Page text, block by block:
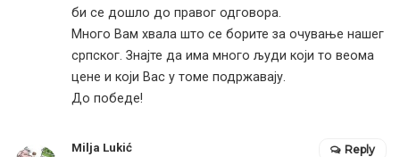
би се дошло до правог одговора.
Много Вам хвала што се борите за очување нашег
српског. Знајте да има много људи који то веома
цене и који Вас у томе подржавају.
До победе!
Milja Lukić Reply